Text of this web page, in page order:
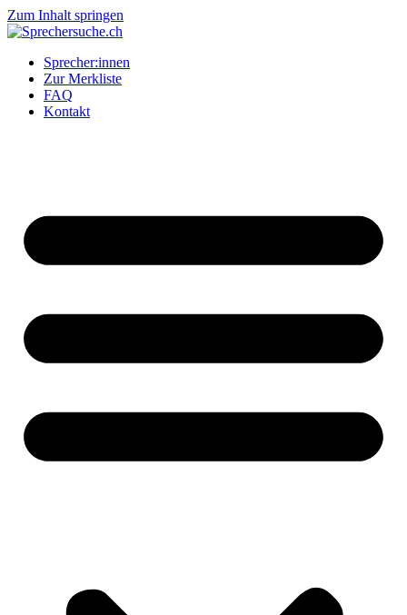
Zum Inhalt springen
Sprecher:innen
Zur Merkliste
FAQ
Kontakt